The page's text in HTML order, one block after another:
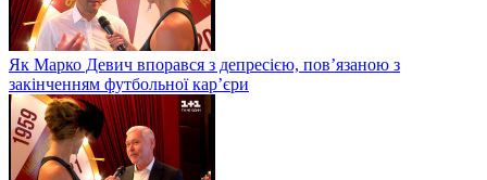
Як Марко Девич впорався з депресією, пов’язаною з
закінченням футбольної кар’єри